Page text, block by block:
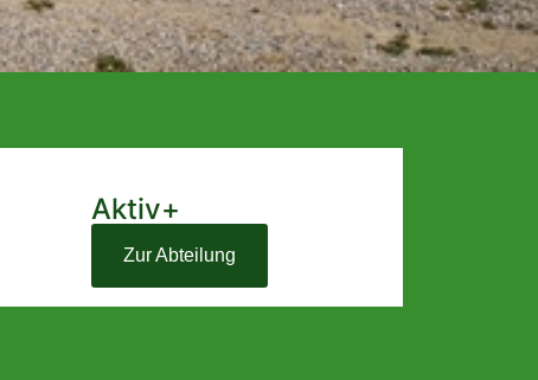
Aktiv+
Zur Abteilung